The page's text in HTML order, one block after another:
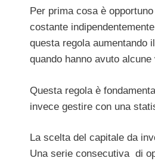
Per prima cosa è
costante
questa regola aumentando
quando hanno avuto
Questa regola è
invece gestire con una
La scelta del capitale da
Una serie consecutiva di